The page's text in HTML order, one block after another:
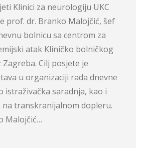
Klinici za neurologiju UKC
prof. dr. Branko Malojčić, šef
bolnicu sa centrom za
atak Kliničko bolničkog
Cilj posjete je
u organizaciji rada dnevne
istraživačka saradnja, kao i
na transkranijalnom dopleru.
Malojčić…